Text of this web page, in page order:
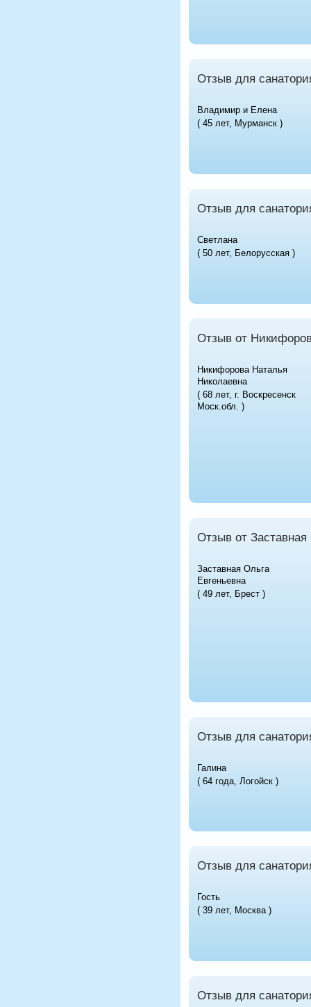
Отзыв для
Владимир и Елена
( 45 лет, Мурманск )
Отзыв для
Светлана
( 50 лет, Белорусская )
Отзыв от
Никифорова Наталья
Николаевна
( 68 лет, г. Воскресенск
Моск.обл. )
Отзыв от Заставная
Заставная Ольга
Евгеньевна
( 49 лет, Брест )
Отзыв для
Галина
( 64 года, Логойск )
Отзыв для
Гость
( 39 лет, Москва )
Отзыв для